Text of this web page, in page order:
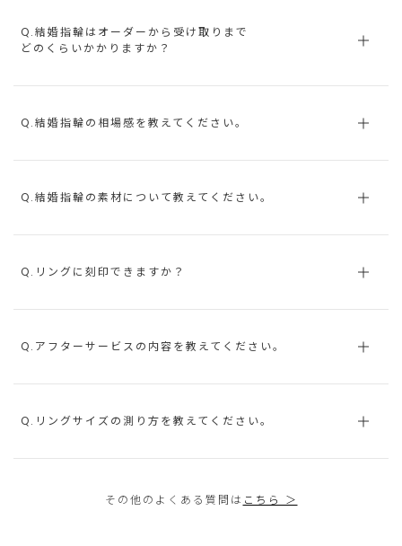
Q.結婚指輪はオーダーから受け取りまで
どのくらいかかりますか？
Q.結婚指輪の相場感を教えてください。
Q.結婚指輪の素材について教えてください。
Q.リングに刻印できますか？
Q.アフターサービスの内容を教えてください。
Q.リングサイズの測り方を教えてください。
その他のよくある質問は こちら ＞